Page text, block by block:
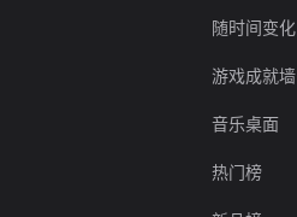
随时间变化
游戏成就墙
音乐桌面
热门榜